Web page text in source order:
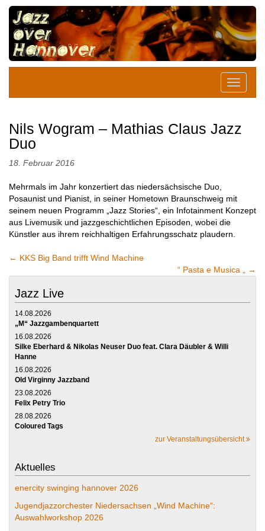
Nils Wogram – Mathias Claus Jazz
Duo
18. Februar 2016
Mehrmals im Jahr konzertiert das niedersächsische Duo,
Posaunist und Pianist, in seiner Hometown Braunschweig mit
seinem neuen Programm „Jazz Stories“, ein Infotainment Konzept
aus Livemusik und jazzgeschichtlichen Episoden, wobei die
Künstler aus ihrem reichhaltigen Erfahrungsschatz plaudern.
← KKS Big Band trifft Wind Machine
“ Pasta e Musica „
→
Jazz Live
14.08.2026
„M“ Jazzgambenquartett
16.08.2026
Silke Eberhard & Nikolas Neuser Duo feat. Clara Däubler & Willi
Hanne
16.08.2026
Old Virginny Jazzband
23.08.2026
Felix Petry Trio
28.08.2026
Coloured Tags
zur Veranstaltungsübersicht
Aktuelles
enercity swinging hannover 2026
Jugendjazzorchester Niedersachsen „Wind Machine“:
Auswahlworkshop 2026